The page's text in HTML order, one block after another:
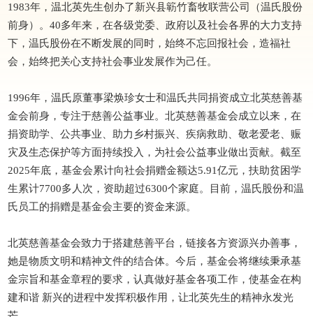
1983年，温北英先生创办了新兴县簕竹畜牧联营公司（温氏股份
前身）。40多年来，在各级党委、政府以及社会各界的大力支持
下，温氏股份在不断发展的同时，始终不忘回报社会，造福社
会，始终把关心支持社会事业发展作为己任。
1996年，温氏原董事梁焕珍女士和温氏共同捐资成立北英慈善基
金会前身，专注于慈善公益事业。北英慈善基金会成立以来，在
捐资助学、公共事业、助力乡村振兴、疾病救助、敬老爱老、赈
灾及生态保护等方面持续投入，为社会公益事业做出贡献。截至
2025年底，基金会累计向社会捐赠金额达5.91亿元，扶助贫困学
生累计7700多人次，资助超过6300个家庭。目前，温氏股份和温
氏员工的捐赠是基金会主要的资金来源。
北英慈善基金会致力于搭建慈善平台，链接各方资源兴办善事，
她是物质文明和精神文件的结合体。今后，基金会将继续秉承基
金宗旨和基金章程的要求，认真做好基金各项工作，使基金在构
建和谐 新兴的进程中发挥积极作用，让北英先生的精神永发光